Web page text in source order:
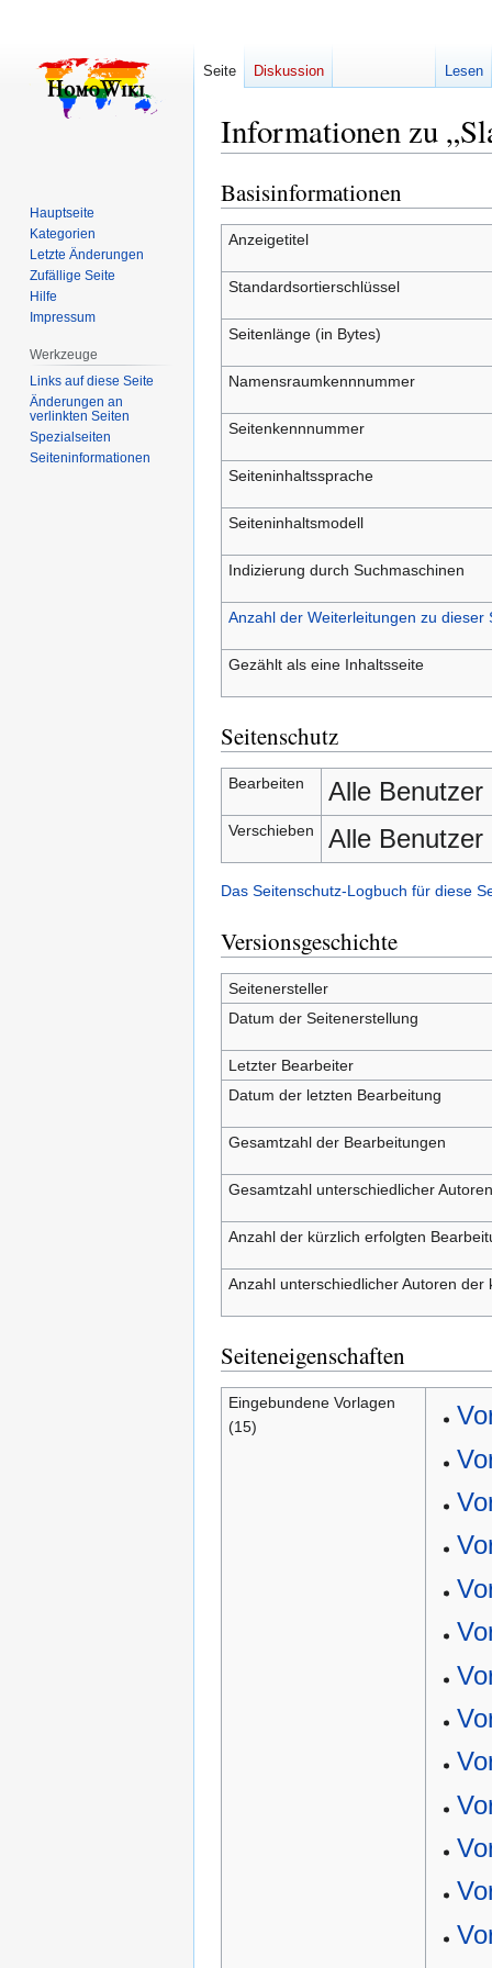
Informationen zu
Zur
Navigation
springen
Zur
Suche
springen
Basisinformationen
Anzeigetitel
Standardsortierschlüssel
Seitenlänge (in Bytes)
Namensraumkennnummer
Seitenkennnummer
Seiteninhaltssprache
Seiteninhaltsmodell
Indizierung durch Suchmaschinen
Anzahl der Weiterleitungen zu dieser
Gezählt als eine Inhaltsseite
Seitenschutz
Bearbeiten Alle Benutzer
Verschieben Alle Benutzer
Das Seitenschutz-Logbuch für diese
Versionsgeschichte
Seitenersteller
Datum der Seitenerstellung
Letzter Bearbeiter
Datum der letzten Bearbeitung
Gesamtzahl der Bearbeitungen
Gesamtzahl unterschiedlicher Autoren
Anzahl der kürzlich erfolgten
Anzahl unterschiedlicher Autoren
Seiteneigenschaften
Eingebundene Vorlagen
(15)
Seite Diskussion Lesen
Hauptseite
Kategorien
Letzte Änderungen
Zufällige Seite
Hilfe
Impressum
Werkzeuge
Links auf diese Seite
Änderungen an
verlinkten Seiten
Spezialseiten
Seiten­­informationen